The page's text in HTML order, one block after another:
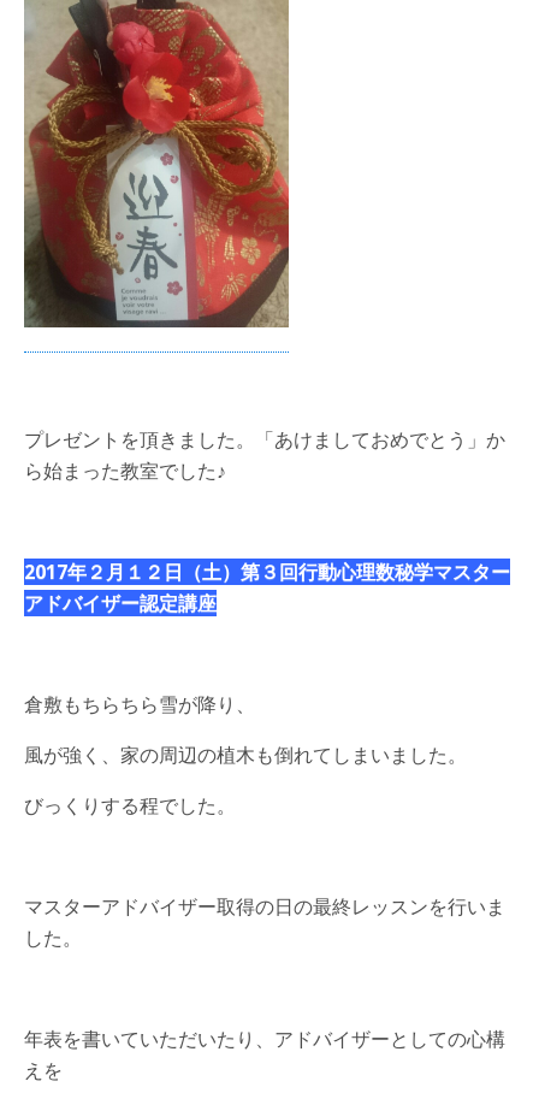
プレゼントを頂きました。「あけましておめでとう」か
ら始まった教室でした♪
2017年２月１２日（土）第３回行動心理数秘学マスター
アドバイザー認定講座
倉敷もちらちら雪が降り、
風が強く、家の周辺の植木も倒れてしまいました。
びっくりする程でした。
マスターアドバイザー取得の日の最終レッスンを行いま
した。
年表を書いていただいたり、アドバイザーとしての心構
えを